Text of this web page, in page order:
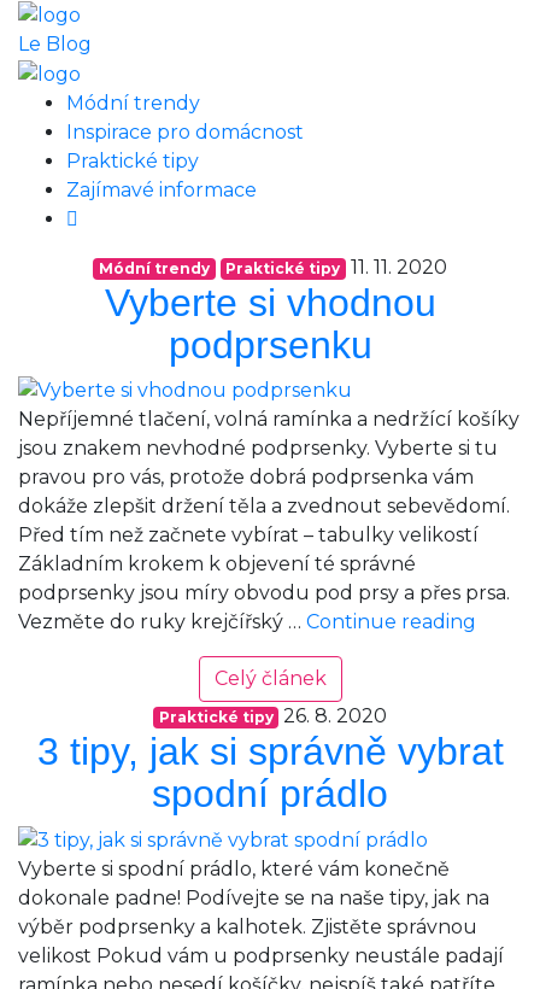
Le Blog
Módní trendy
Inspirace pro domácnost
Praktické tipy
Zajímavé informace
Módní trendy Praktické tipy 11. 11. 2020
Vyberte si vhodnou
podprsenku
Nepříjemné tlačení, volná ramínka a nedržící košíky
jsou znakem nevhodné podprsenky. Vyberte si tu
pravou pro vás, protože dobrá podprsenka vám
dokáže zlepšit držení těla a zvednout sebevědomí.
Před tím než začnete vybírat – tabulky velikostí
Základním krokem k objevení té správné
podprsenky jsou míry obvodu pod prsy a přes prsa.
Vezměte do ruky krejčířský … Continue reading
Celý článek
Praktické tipy 26. 8. 2020
3 tipy, jak si správně vybrat
spodní prádlo
Vyberte si spodní prádlo, které vám konečně
dokonale padne! Podívejte se na naše tipy, jak na
výběr podprsenky a kalhotek. Zjistěte správnou
velikost Pokud vám u podprsenky neustále padají